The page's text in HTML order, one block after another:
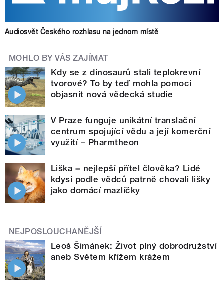
Audiosvět Českého rozhlasu na jednom místě
MOHLO BY VÁS ZAJÍMAT
Kdy se z dinosaurů stali teplokrevní
tvorové? To by teď mohla pomoci
objasnit nová vědecká studie
V Praze funguje unikátní translační
centrum spojující vědu a její komerční
využití – Pharmtheon
Liška = nejlepší přítel člověka? Lidé
kdysi podle vědců patrně chovali lišky
jako domácí mazlíčky
NEJPOSLOUCHANĚJŠÍ
Leoš Šimánek: Život plný dobrodružství
aneb Světem křížem krážem